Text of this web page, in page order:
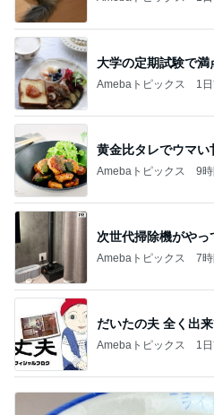
大学の定期試験で満
Amebaトピックス 1
黄金比タレでウマい
Amebaトピックス 9
次世代掃除機がやっ
Amebaトピックス 7
だいたの夫 全く出
Amebaトピックス 1